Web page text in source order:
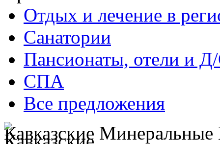
Отдых и лечение в
Санатории
Пансионаты, отели и
СПА
Все предложения
Кавказские